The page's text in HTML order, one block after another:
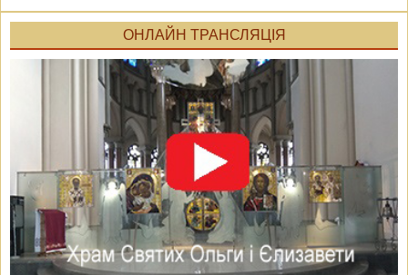
ОНЛАЙН ТРАНСЛЯЦІЯ